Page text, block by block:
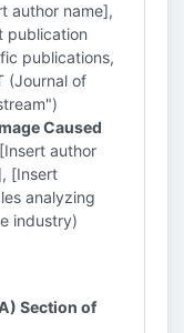
author name],
publication
publications,
(Journal of
Caused
author
[Insert
analyzing
industry)
Section of